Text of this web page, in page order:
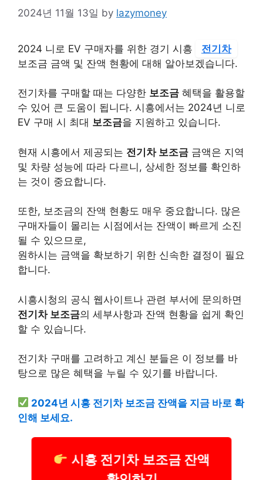
2024년 11월 13일 by lazymoney
2024 니로 EV 구매자를 위한 경기 시흥
전기차
보조금 금액 및 잔액 현황에 대해 알아보겠습니다.
전기차를 구매할 때는 다양한 보조금 혜택을 활용할
수 있어 큰 도움이 됩니다. 시흥에서는 2024년 니로
EV 구매 시 최대 보조금을 지원하고 있습니다.
현재 시흥에서 제공되는 전기차 보조금 금액은 지역
및 차량 성능에 따라 다르니, 상세한 정보를 확인하
는 것이 중요합니다.
또한, 보조금의 잔액 현황도 매우 중요합니다. 많은
구매자들이 몰리는 시점에서는 잔액이 빠르게 소진
될 수 있으므로,
원하시는 금액을 확보하기 위한 신속한 결정이 필요
합니다.
시흥시청의 공식 웹사이트나 관련 부서에 문의하면
전기차 보조금의 세부사항과 잔액 현황을 쉽게 확인
할 수 있습니다.
전기차 구매를 고려하고 계신 분들은 이 정보를 바
탕으로 많은 혜택을 누릴 수 있기를 바랍니다.
2024년 시흥 전기차 보조금 잔액을 지금 바로 확
인해 보세요.
시흥 전기차 보조금 잔액